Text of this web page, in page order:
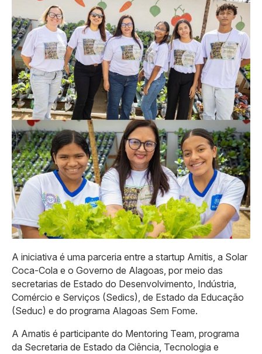
A iniciativa é uma parceria entre a startup Amitis, a Solar
Coca-Cola e o Governo de Alagoas, por meio das
secretarias de Estado do Desenvolvimento, Indústria,
Comércio e Serviços (Sedics), de Estado da Educação
(Seduc) e do programa Alagoas Sem Fome.
A Amatis é participante do Mentoring Team, programa
da Secretaria de Estado da Ciência, Tecnologia e